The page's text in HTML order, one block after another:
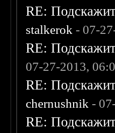
RE:
stalkerok - 07-
RE:
07-27-2013,
RE:
chernushnik -
RE: